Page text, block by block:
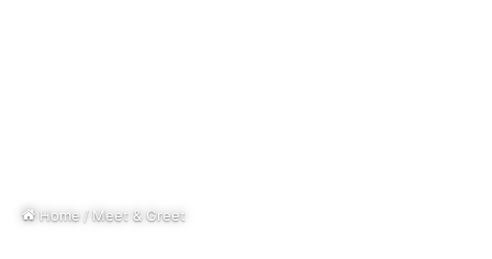
Home/Meet & Greet